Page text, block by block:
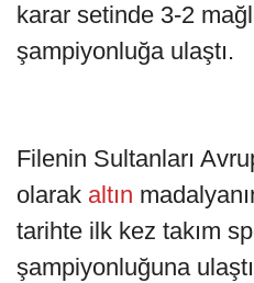
karar setinde 3-2
şampiyonluğa ulaştı.
Filenin Sultanları
olarak altın
tarihte ilk kez takım
şampiyonluğuna